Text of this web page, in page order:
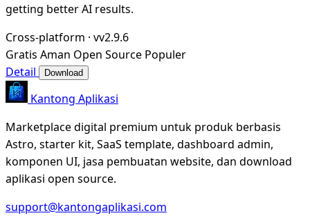
getting better AI results.
Cross-platform · vv2.9.6
Gratis Aman Open Source Populer
Detail
Download
Kantong Aplikasi
Marketplace digital premium untuk produk berbasis
Astro, starter kit, SaaS template, dashboard admin,
komponen UI, jasa pembuatan website, dan download
aplikasi open source.
support@kantongaplikasi.com